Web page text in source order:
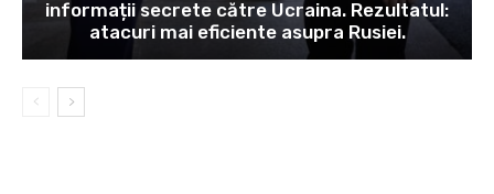
informații secrete către Ucraina. Rezultatul:
atacuri mai eficiente asupra Rusiei.